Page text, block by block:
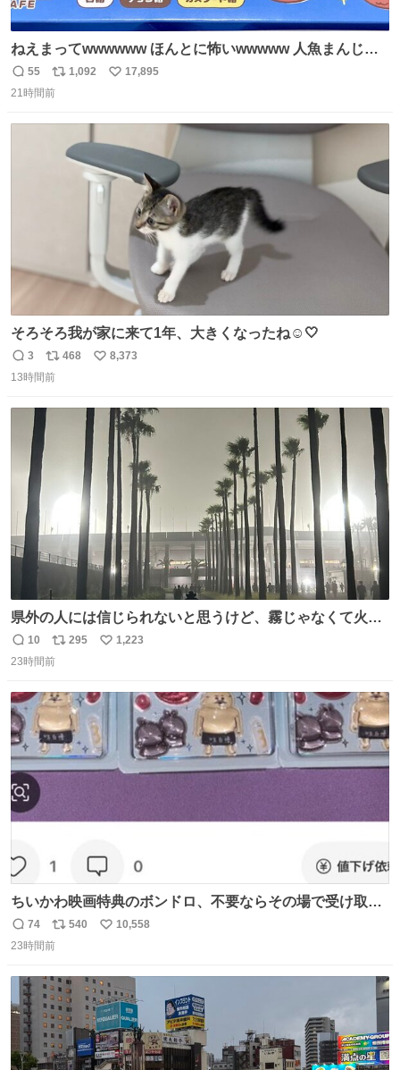
ねえまってwwwwww ほんとに怖いwwwww 人魚まんじゅ
う買ってきたから私も永遠のいのちを…ぐへへ…と思いな
がら1つ食べたら 奥歯欠けたんだけど！！！！？？？ しか
たから何？と思って口から出したら自分の歯wwwwww セ
イレーンの呪いじゃん😭
返
信
55
リ
ポ
1,092
い
17,895
21時間前
そろそろ我が家に来て1年、大きくなったね☺️🤍
返
信
3
リ
ポ
ト
468
い
数
8,373
13時間前
県外の人には信じられないと思うけど、霧じゃなくて火山
灰です🌋 #桜島
返
信
10
リ
ポ
ト
数
295
い
数
1,223
23時間前
ちいかわ映画特典のボンドロ、不要ならその場で受け取り
辞退すれば良いのに白々しい
返
信
74
リ
ポ
ト
数
540
い
数
10,558
23時間前